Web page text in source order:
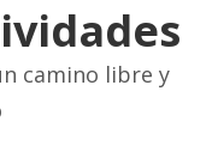
camino libre y